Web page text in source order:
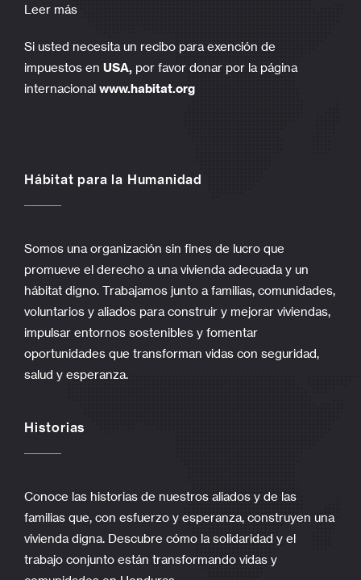
Leer más
Si usted necesita un recibo para exención de
impuestos en USA, por favor donar por la página
internacional www.habitat.org
Hábitat para la Humanidad
Somos una organización sin fines de lucro que
promueve el derecho a una vivienda adecuada y un
hábitat digno. Trabajamos junto a familias, comunidades,
voluntarios y aliados para construir y mejorar viviendas,
impulsar entornos sostenibles y fomentar
oportunidades que transforman vidas con seguridad,
salud y esperanza.
Historias
Conoce las historias de nuestros aliados y de las
familias que, con esfuerzo y esperanza, construyen una
vivienda digna. Descubre cómo la solidaridad y el
trabajo conjunto están transformando vidas y